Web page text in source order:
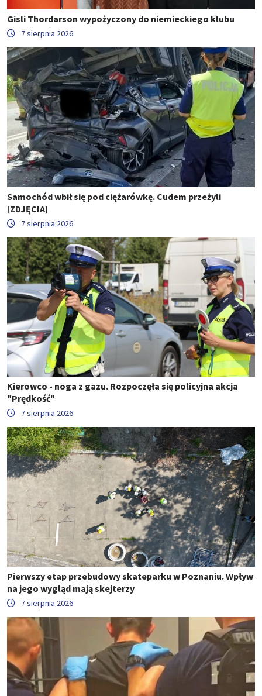
Gisli Thordarson wypożyczony do niemieckiego klubu
7 sierpnia 2026
Samochód wbił się pod ciężarówkę. Cudem przeżyli
[ZDJĘCIA]
7 sierpnia 2026
Kierowco - noga z gazu. Rozpoczęła się policyjna akcja
"Prędkość"
7 sierpnia 2026
Pierwszy etap przebudowy skateparku w Poznaniu. Wpływ
na jego wygląd mają skejterzy
7 sierpnia 2026